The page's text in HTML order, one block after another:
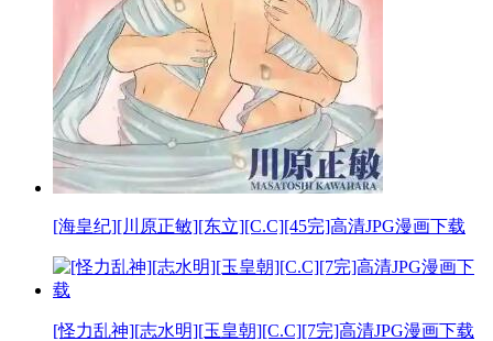
[海皇纪][川原正敏][东立][C.C][45完]高清JPG漫画下载
[怪力乱神][志水明][玉皇朝][C.C][7完]高清JPG漫画下载